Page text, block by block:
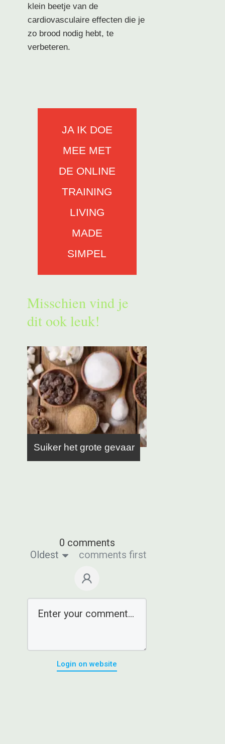
klein beetje van de
cardiovasculaire effecten die je
zo brood nodig hebt, te
verbeteren.
JA IK DOE
MEE MET
DE ONLINE
TRAINING
LIVING
MADE
SIMPEL
Misschien vind je
dit ook leuk!
Suiker het grote gevaar
0 comments
Oldest
comments first
Login on website